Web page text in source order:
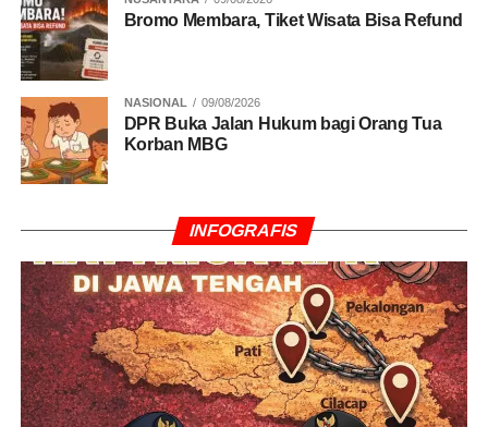
Bromo Membara, Tiket Wisata Bisa Refund
NASIONAL 09/08/2026
DPR Buka Jalan Hukum bagi Orang Tua
Korban MBG
INFOGRAFIS